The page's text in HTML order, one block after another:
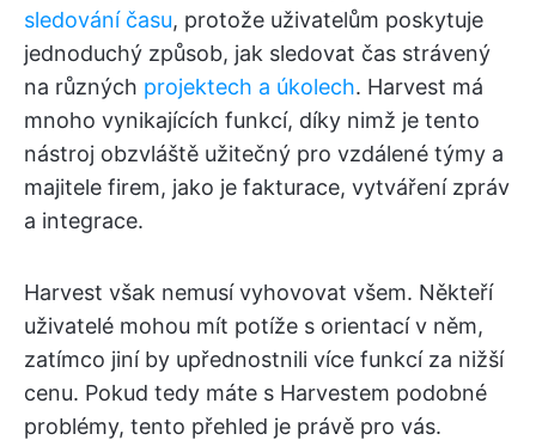
sledování času, protože uživatelům poskytuje
jednoduchý způsob, jak sledovat čas strávený
na různých projektech a úkolech. Harvest má
mnoho vynikajících funkcí, díky nimž je tento
nástroj obzvláště užitečný pro vzdálené týmy a
majitele firem, jako je fakturace, vytváření zpráv
a integrace.
Harvest však nemusí vyhovovat všem. Někteří
uživatelé mohou mít potíže s orientací v něm,
zatímco jiní by upřednostnili více funkcí za nižší
cenu. Pokud tedy máte s Harvestem podobné
problémy, tento přehled je právě pro vás.